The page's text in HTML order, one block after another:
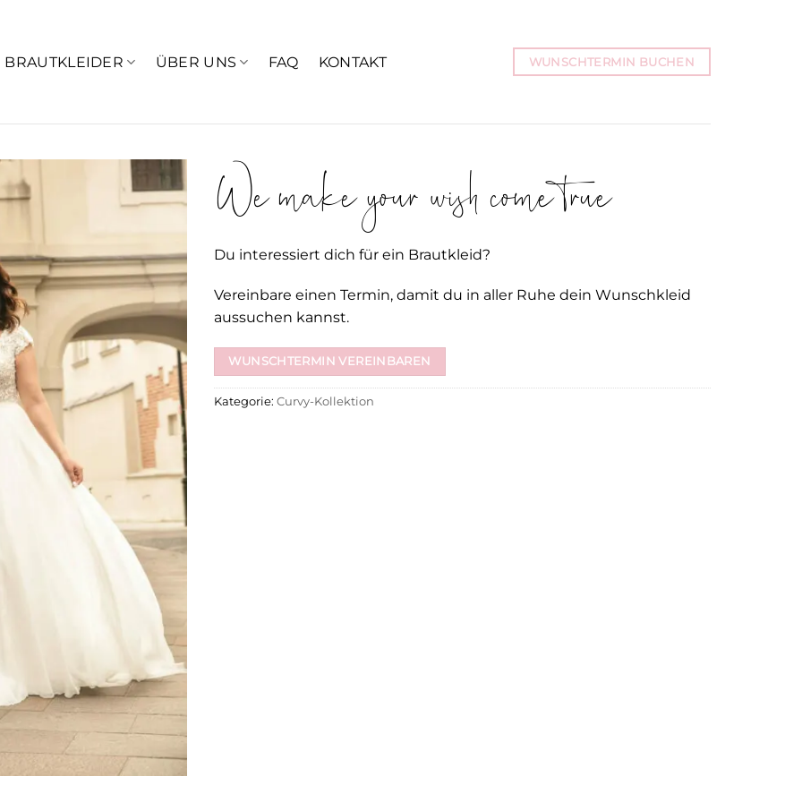
BRAUTKLEIDER ÜBER UNS FAQ KONTAKT WUNSCHTERMIN BUCHEN
We make your wish come true
Du interessiert dich für ein Brautkleid?
Vereinbare einen Termin, damit du in aller Ruhe dein Wunschkleid
aussuchen kannst.
WUNSCHTERMIN VEREINBAREN
Kategorie: Curvy-Kollektion